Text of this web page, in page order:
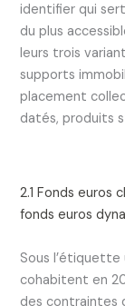
identifier qui
du plus
leurs trois
supports
placement
datés, produits
2.1 Fonds euros
fonds euros
Sous l’étiquette
cohabitent en
des contraintes